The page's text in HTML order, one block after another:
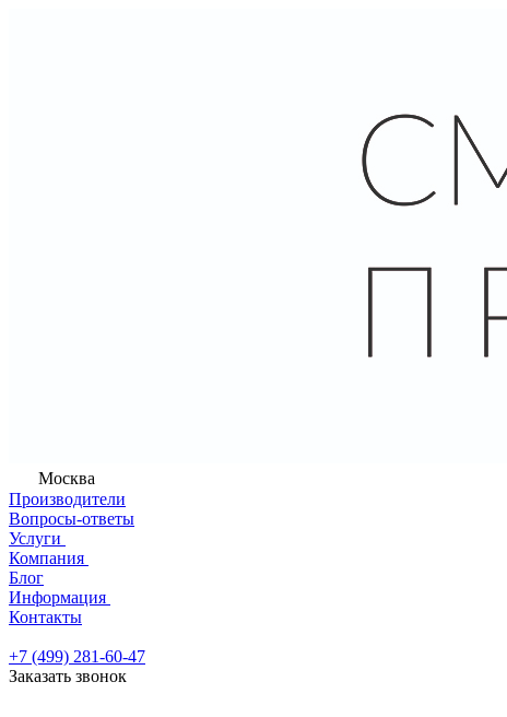
Москва
Производители
Вопросы-ответы
Услуги
Компания
Блог
Информация
Контакты
+7 (499) 281-60-47
Заказать звонок